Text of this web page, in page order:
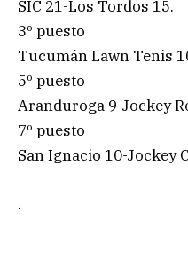
SIC 21-Los Tordos 15.
3º puesto
Tucumán Lawn Tenis
5º puesto
Aranduroga 9-Jockey
7º puesto
San Ignacio 10-Jockey
.